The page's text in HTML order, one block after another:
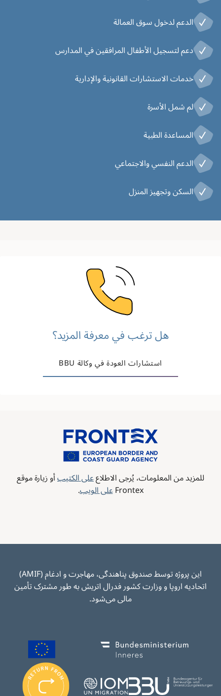
الدعم لدخول سوق العمالة
دعم لتسجيل الأطفال المرافقين في المدارس
خدمات الاستشارات القانونية والإدارية
لم شمل الأسرة
المساعدة الطبية
الدعم النفسي والاجتماعي
السكن وتجهيز المنزل
هل ترغب في معرفة المزيد؟
استشارات العودة في وكالة BBU
للمزيد من المعلومات، يُرجى الاطلاععلى الكتيبأو زيارة موقع
Frontex على الويب.
این پروژه توسط صندوق پناهندگی، مهاجرت و ادغام (AMIF)
اتحادیه اروپا و وزارت کشور فدرال اتریش به طور مشترک تأمین
مالی می‌شود.
Image
Image
Image
Image